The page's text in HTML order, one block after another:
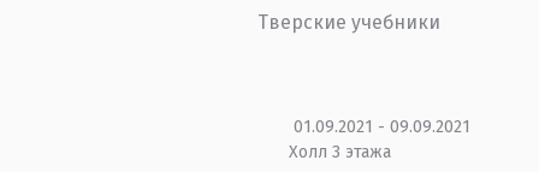
Тверские учебники
01.09.2021 - 09.09.2021
Холл 3 этажа